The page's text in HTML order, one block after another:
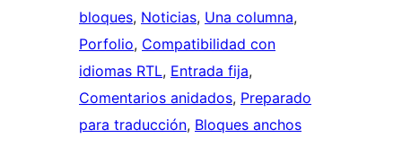
bloques, Noticias, Una columna
Porfolio, Compatibilidad con
idiomas RTL, Entrada fija
Comentarios anidados, Preparado
para traducción, Bloques anchos